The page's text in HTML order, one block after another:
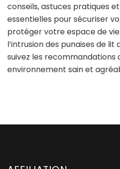
conseils, astuces pratiques
essentielles pour sécuriser
protéger votre espace de
l’intrusion des punaises de lit
suivez les recommandations
environnement sain et